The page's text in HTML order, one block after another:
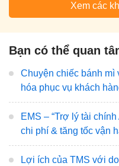
Xem các
Bạn có thể quan
Chuyện chiếc bánh mì
hóa phục vụ khách
EMS – “Trợ lý tài
chi phí & tăng tốc vận
Lợi ích của TMS với